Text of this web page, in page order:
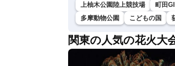
上柚木公園陸上競技場
町田
多摩動物公園
こどもの国
関東の人気の花火大